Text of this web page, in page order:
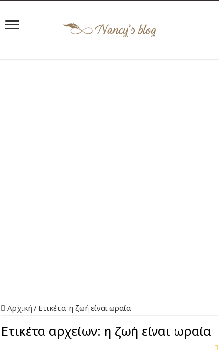
Αρχική / Ετικέτα: η ζωή είναι ωραία
Ετικέτα αρχείων: η ζωή είναι ωραία